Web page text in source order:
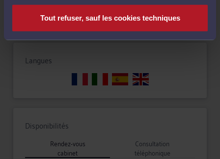
Tout refuser, sauf les cookies techniques
Droit commercial, des affaires et de la concurrence
Langues
Disponibilités
Rendez-vous
cabinet
Consultation
téléphonique